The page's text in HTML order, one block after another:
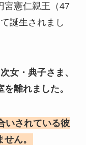
宮憲仁親王（47
誕生されまし
次女・典子さま、
離れました。
いされている彼
ん。